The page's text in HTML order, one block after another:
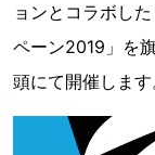
ョンとコラボし
ペーン2019」を
頭にて開催します